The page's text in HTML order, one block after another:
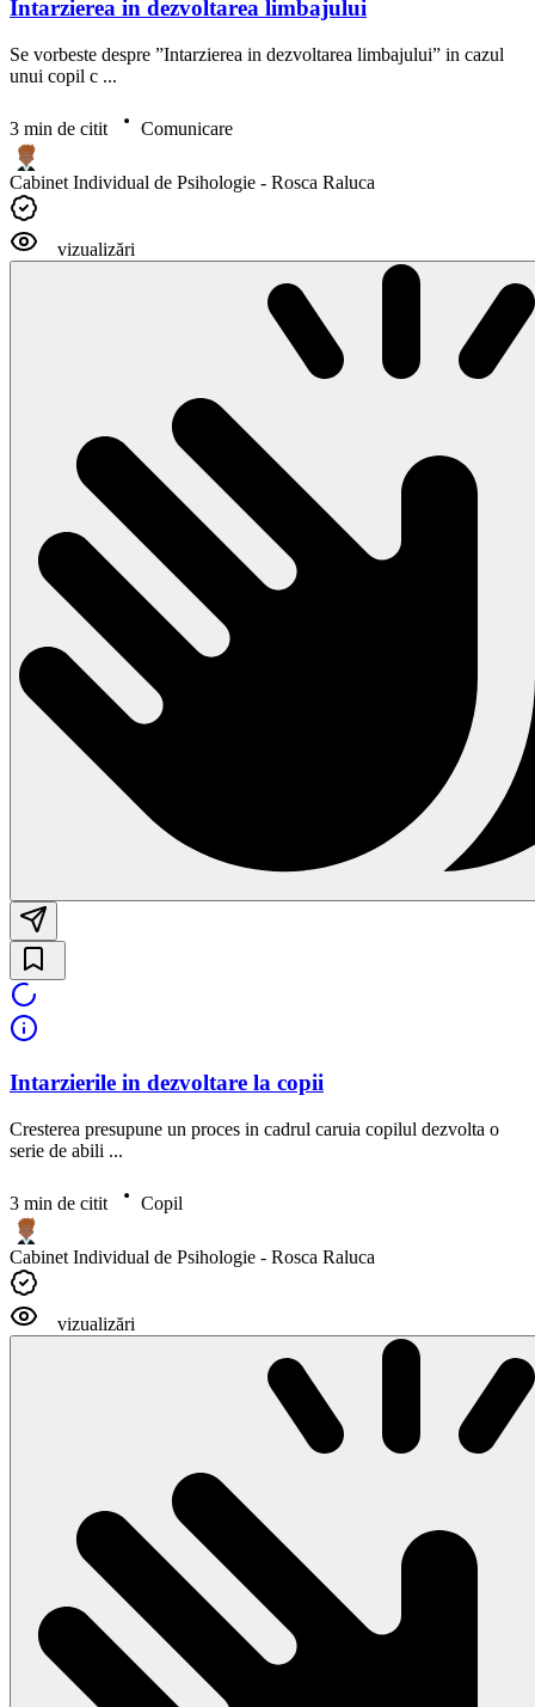
Intarzierea in dezvoltarea limbajului
Se vorbeste despre ˮIntarzierea in dezvoltarea limbajuluiˮ in cazul
unui copil c ...
3 min de citit Comunicare
Cabinet Individual de Psihologie - Rosca Raluca
vizualizări
Intarzierile in dezvoltare la copii
Cresterea presupune un proces in cadrul caruia copilul dezvolta o
serie de abili ...
3 min de citit Copil
Cabinet Individual de Psihologie - Rosca Raluca
vizualizări